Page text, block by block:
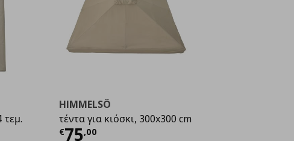
τεμ.
€ 69,00
HIMMELSÖ
τέντα για κιόσκι, 300x300 cm
€75,00
Τρέχουσα τιμή